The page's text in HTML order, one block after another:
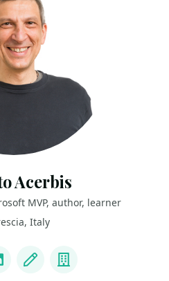
Acerbis
MVP, author, learner
Italy
Blog Company